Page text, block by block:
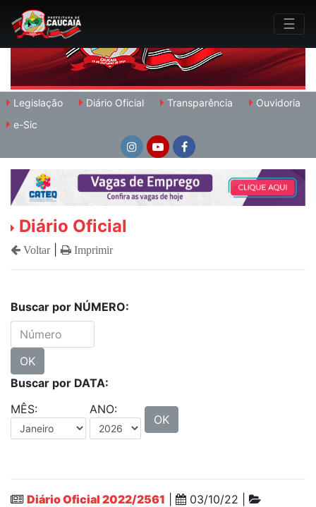
☰
Legislação Diário Oficial Transparência
Ouvidoria
e-Sic
Diário Oficial
Voltar| Imprimir
Buscar por NÚMERO:
OK
Buscar por DATA:
MÊS:
ANO:
OK
Diário Oficial 2022/2561
03/10/22 |